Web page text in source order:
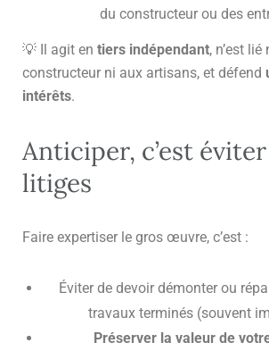
du constructeur ou des
💡 Il agit en tiers indépendant, n’est lié
constructeur ni aux artisans, et défend
intérêts.
Anticiper, c’est
litiges
Faire expertiser le gros œuvre, c’est :
Éviter de devoir démonter ou
travaux terminés (souvent
Préserver la valeur de